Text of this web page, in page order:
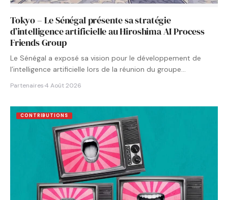
Tokyo – Le Sénégal présente sa stratégie
d’intelligence artificielle au Hiroshima AI Process
Friends Group
Le Sénégal a exposé sa vision pour le développement de
l’intelligence artificielle lors de la réunion du groupe…
Partenaires·4 Août 2026
CONTRIBUTIONS